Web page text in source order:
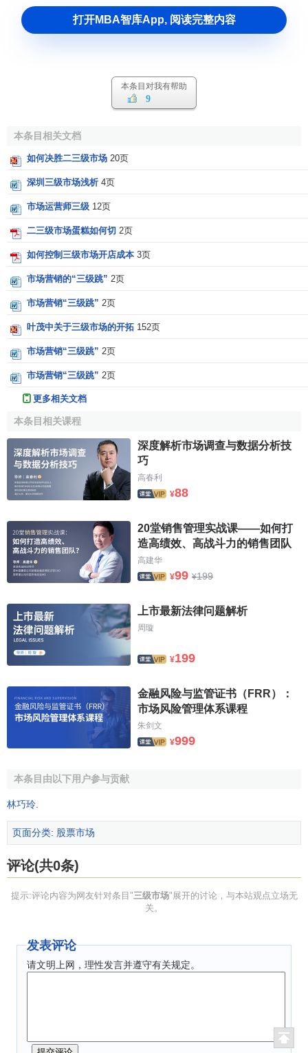
打开MBA智库App, 阅读完整内容
本条目对我有帮助
9
本条目相关文档
如何决胜二三级市场 20页
深圳三级市场浅析 4页
市场运营师三级 12页
二三级市场蛋糕如何切 2页
如何控制三级市场开店成本 3页
市场营销的“三级跳” 2页
市场营销“三级跳” 2页
叶茂中关于三级市场的开拓 152页
市场营销“三级跳” 2页
市场营销“三级跳” 2页
更多相关文档
本条目相关课程
深度解析市场调查与数据分析技
巧
高春利
¥88
20堂销售管理实战课——如何打
造高绩效、高战斗力的销售团队
高建华
¥99 ¥199
上市最新法律问题解析
周璇
¥199
金融风险与监管证书（FRR）：
市场风险管理体系课程
朱剑文
¥999
本条目由以下用户参与贡献
林巧玲.
页面分类: 股票市场
评论(共0条)
提示:评论内容为网友针对条目"三级市场"展开的讨论，与本站观点立场无
关。
发表评论
请文明上网，理性发言并遵守有关规定。